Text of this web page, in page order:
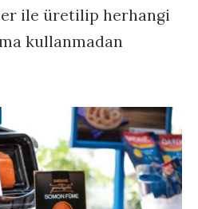
ile üretilip herhangi
kullanmadan